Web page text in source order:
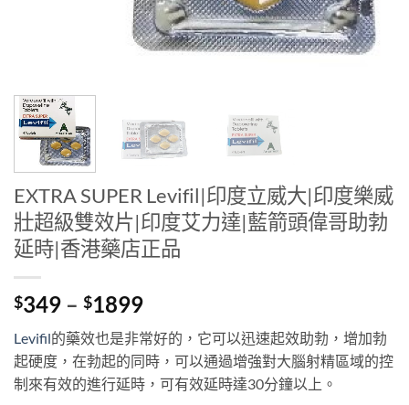
EXTRA SUPER Levifil|印度立威大|印度樂威
壯超級雙效片|印度艾力達|藍箭頭偉哥助勃
延時|香港藥店正品
$349 – $1899Price
range:
$349
through
$1899
Levifil的藥效也是非常好的，它可以迅速起效助勃，增加勃
起硬度，在勃起的同時，可以通過增強對大腦射精區域的控
制來有效的進行延時，可有效延時達30分鐘以上。